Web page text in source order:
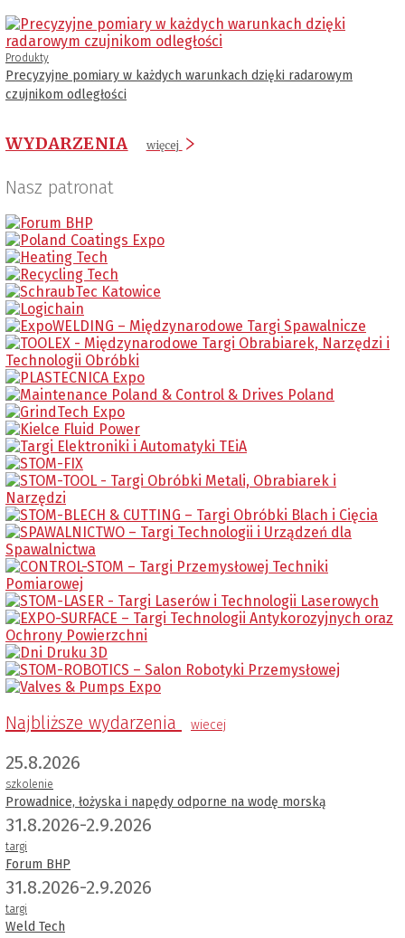
Produkty
Precyzyjne pomiary w każdych warunkach dzięki radarowym
czujnikom odległości
WYDARZENIA więcej
Nasz patronat
Najbliższe wydarzenia wiecej
25.8.2026
szkolenie
Prowadnice, łożyska i napędy odporne na wodę morską
31.8.2026-2.9.2026
targi
Forum BHP
31.8.2026-2.9.2026
targi
Weld Tech